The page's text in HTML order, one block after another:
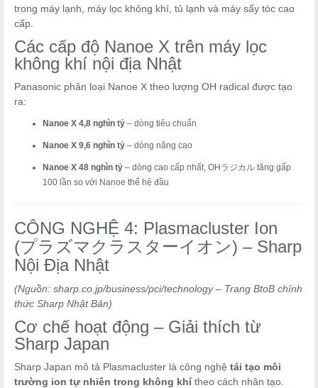
trong máy lạnh, máy lọc không khí, tủ lạnh và máy sấy tóc cao
cấp.
Các cấp độ Nanoe X trên máy lọc
không khí nội địa Nhật
Panasonic phân loại Nanoe X theo lượng OH radical được tạo
ra:
Nanoe X 4,8 nghìn tỷ – dòng tiêu chuẩn
Nanoe X 9,6 nghìn tỷ – dòng nâng cao
Nanoe X 48 nghìn tỷ – dòng cao cấp nhất, OHラジカル tăng gấp
100 lần so với Nanoe thế hệ đầu
CÔNG NGHỆ 4: Plasmacluster Ion
(プラズマクラスターイオン) – Sharp
Nội Địa Nhật
(Nguồn: sharp.co.jp/business/pci/technology – Trang BtoB chính
thức Sharp Nhật Bản)
Cơ chế hoạt động – Giải thích từ
Sharp Japan
Sharp Japan mô tả Plasmacluster là công nghệ tái tạo môi
trường ion tự nhiên trong không khítheo cách nhân tạo.